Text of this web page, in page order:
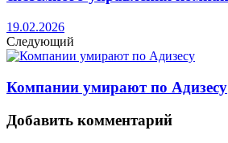
19.02.2026
Следующий
Компании умирают по Адизесу
Добавить комментарий